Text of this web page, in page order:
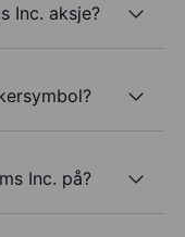
Inc. aksje?
Inc. på?